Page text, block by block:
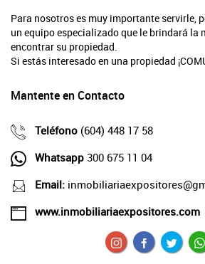
Para nosotros es muy importante servirle,
un equipo especializado que le brindará la
encontrar su propiedad.
Si estás interesado en una propiedad
Mantente en Contacto
Teléfono (604) 448 17 58
Whatsapp 300 675 11 04
Email:
www.inmobiliariaexpositores.com